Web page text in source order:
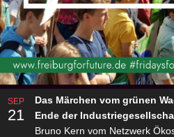
SEP
21
Das Märchen vom grünen
Ende der
Bruno Kern vom Netzwerk